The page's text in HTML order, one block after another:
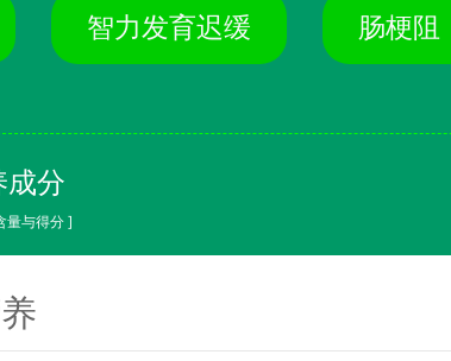
智力发育迟缓 肠梗阻
成分
量与得分 ]